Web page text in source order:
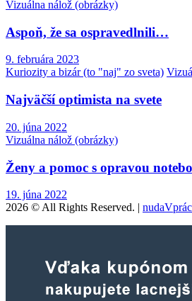
Vizuálna nálož (obrázky)
Aspoň, že sa ospravedlnili…
9. februára 2023
Kuriozity a bizár (to "naj" zo sveta)
Najväčší optimista na svete
20. júna 2022
Vizuálna nálož (obrázky)
Ženy a pomoc s opravou
19. júna 2022
2026 © All Rights Reserved. |